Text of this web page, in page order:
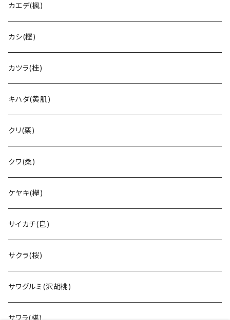
カエデ(楓)
カシ(樫)
カツラ(桂)
キハダ(黄肌)
クリ(栗)
クワ(桑)
ケヤキ(欅)
サイカチ(皀)
サクラ(桜)
サワグルミ(沢胡桃)
サワラ(椹)